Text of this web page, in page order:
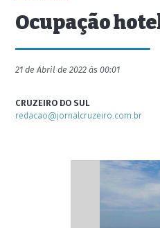
Ocupação
21 de Abril de 2022 às 00:01
CRUZEIRO DO SUL
redacao@jornalcruzeiro.com.br